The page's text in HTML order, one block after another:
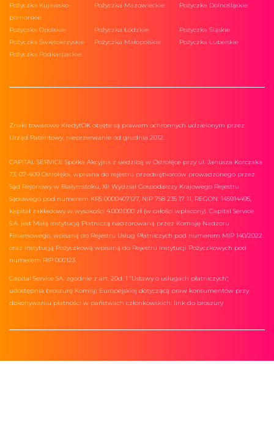
Pożyczka Kujawsko-
pomorskie
Pożyczka Mazowieckie Pożyczka Dolnośląskie
Pożyczka Opolskie Pożyczka Łódzkie
Pożyczka Śląskie
Pożyczka Świętokrzyskie
Pożyczka Małopolskie
Pożyczka Lubelskie
Pożyczka Podkarpackie
Znaki towarowe KredytOK objęte są prawem ochronnych udzielonym przez
Urząd Patentowy, nieprzerwanie od grudnia 2012.
CAPITAL SERVICE Spółka Akcyjna z siedzibą w Ostrołęce przy ul. Janusza Korczaka
73, 07-409 Ostrołęka, wpisana do rejestru przedsiębiorców prowadzonego przez
Sąd Rejonowy w Białymstoku, XII Wydział Gospodarczy Krajowego Rejestru
Sądowego pod numerem KRS 0000407127, NIP 758 235 17 11, REGON: 145914495,
kapitał zakładowy w wysokości 4.000.000 zł (w całości wpłacony). Capital Service
S.A. jest Małą Instytucją Płatniczą nadzorowaną przez Komisję Nadzoru
Finansowego, wpisaną do Rejestru Usług Płatniczych pod numerem MIP 140/2022
oraz Instytucją Pożyczkową wpisaną do Rejestru Instytucji Pożyczkowych pod
numerem RIP 000123.
Capital Service SA, zgodnie z art. 20d. 1 "Ustawy o usługach płatniczych",
udostępnia broszurę Komisji Europejskiej dotyczącą praw konsumentów przy
dokonywaniu płatności w państwach członkowskich: link do broszury